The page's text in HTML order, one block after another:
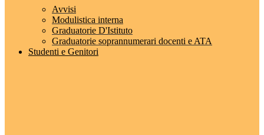
Avvisi
Modulistica interna
Graduatorie D'Istituto
Graduatorie soprannumerari docenti e ATA
Studenti e Genitori